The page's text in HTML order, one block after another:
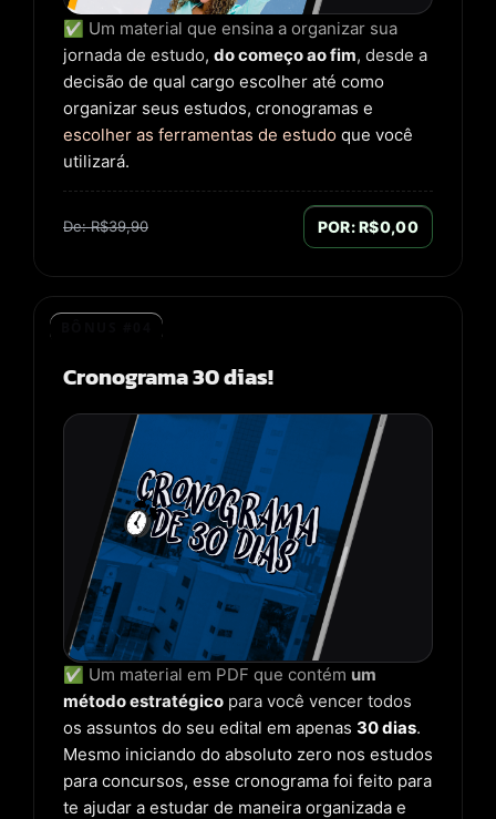
✅ Um material que ensina a organizar sua
jornada de estudo, do começo ao fim, desde a
decisão de qual cargo escolher até como
organizar seus estudos, cronogramas e
escolher as ferramentas de estudo que você
utilizará.
De: R$39,90 POR: R$0,00
Cronograma 30 dias!
✅ Um material em PDF que contém um
método estratégico para você vencer todos
os assuntos do seu edital em apenas 30 dias.
Mesmo iniciando do absoluto zero nos estudos
para concursos, esse cronograma foi feito para
te ajudar a estudar de maneira organizada e